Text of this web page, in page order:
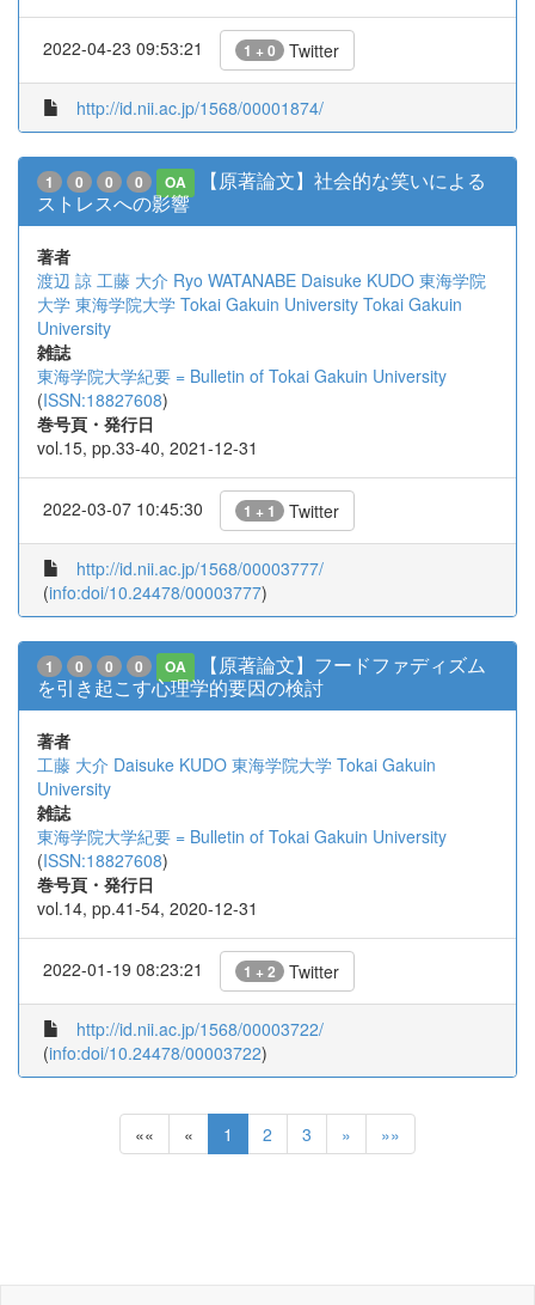
2022-04-23 09:53:21 1 + 0 Twitter
http://id.nii.ac.jp/1568/00001874/
1 0 0 0 OA
【原著論文】社会的な笑いによる
ストレスへの影響
著者
渡辺 諒 工藤 大介 Ryo WATANABE Daisuke KUDO 東海学院
大学 東海学院大学 Tokai Gakuin University Tokai Gakuin
University
雑誌
東海学院大学紀要 = Bulletin of Tokai Gakuin University
(ISSN:18827608)
巻号頁・発行日
vol.15, pp.33-40, 2021-12-31
2022-03-07 10:45:30 1 + 1 Twitter
http://id.nii.ac.jp/1568/00003777/
(info:doi/10.24478/00003777)
1 0 0 0 OA
【原著論文】フードファディズム
を引き起こす心理学的要因の検討
著者
工藤 大介 Daisuke KUDO 東海学院大学 Tokai Gakuin
University
雑誌
東海学院大学紀要 = Bulletin of Tokai Gakuin University
(ISSN:18827608)
巻号頁・発行日
vol.14, pp.41-54, 2020-12-31
2022-01-19 08:23:21 1 + 2 Twitter
http://id.nii.ac.jp/1568/00003722/
(info:doi/10.24478/00003722)
«« « 1 2 3 » »»